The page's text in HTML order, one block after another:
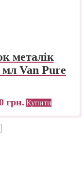
металік
Van Pure
грн. Купити